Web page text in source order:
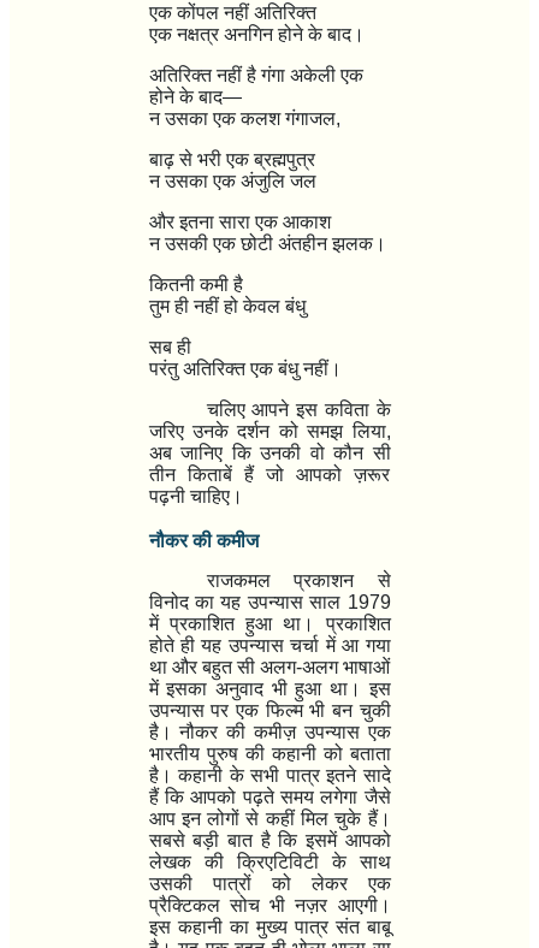
एक कोंपल नहीं अतिरिक्त
एक नक्षत्र अनगिन होने के बाद।
अतिरिक्त नहीं है गंगा अकेली एक
होने के बाद—
न उसका एक कलश गंगाजल,
बाढ़ से भरी एक ब्रह्मपुत्र
न उसका एक अंजुलि जल
और इतना सारा एक आकाश
न उसकी एक छोटी अंतहीन झलक।
कितनी कमी है
तुम ही नहीं हो केवल बंधु
सब ही
परंतु अतिरिक्त एक बंधु नहीं।
चलिए आपने इस कविता के
जरिए उनके दर्शन को समझ लिया,
अब जानिए कि उनकी वो कौन सी
तीन किताबें हैं जो आपको ज़रूर
पढ़नी चाहिए।
नौकर की कमीज
राजकमल प्रकाशन से
विनोद का यह उपन्यास साल 1979
में प्रकाशित हुआ था। प्रकाशित
होते ही यह उपन्यास चर्चा में आ गया
था और बहुत सी अलग-अलग भाषाओं
में इसका अनुवाद भी हुआ था। इस
उपन्यास पर एक फिल्म भी बन चुकी
है। नौकर की कमीज़ उपन्यास एक
भारतीय पुरुष की कहानी को बताता
है। कहानी के सभी पात्र इतने सादे
हैं कि आपको पढ़ते समय लगेगा जैसे
आप इन लोगों से कहीं मिल चुके हैं।
सबसे बड़ी बात है कि इसमें आपको
लेखक की क्रिएटिविटी के साथ
उसकी पात्रों को लेकर एक
प्रैक्टिकल सोच भी नज़र आएगी।
इस कहानी का मुख्य पात्र संत बाबू